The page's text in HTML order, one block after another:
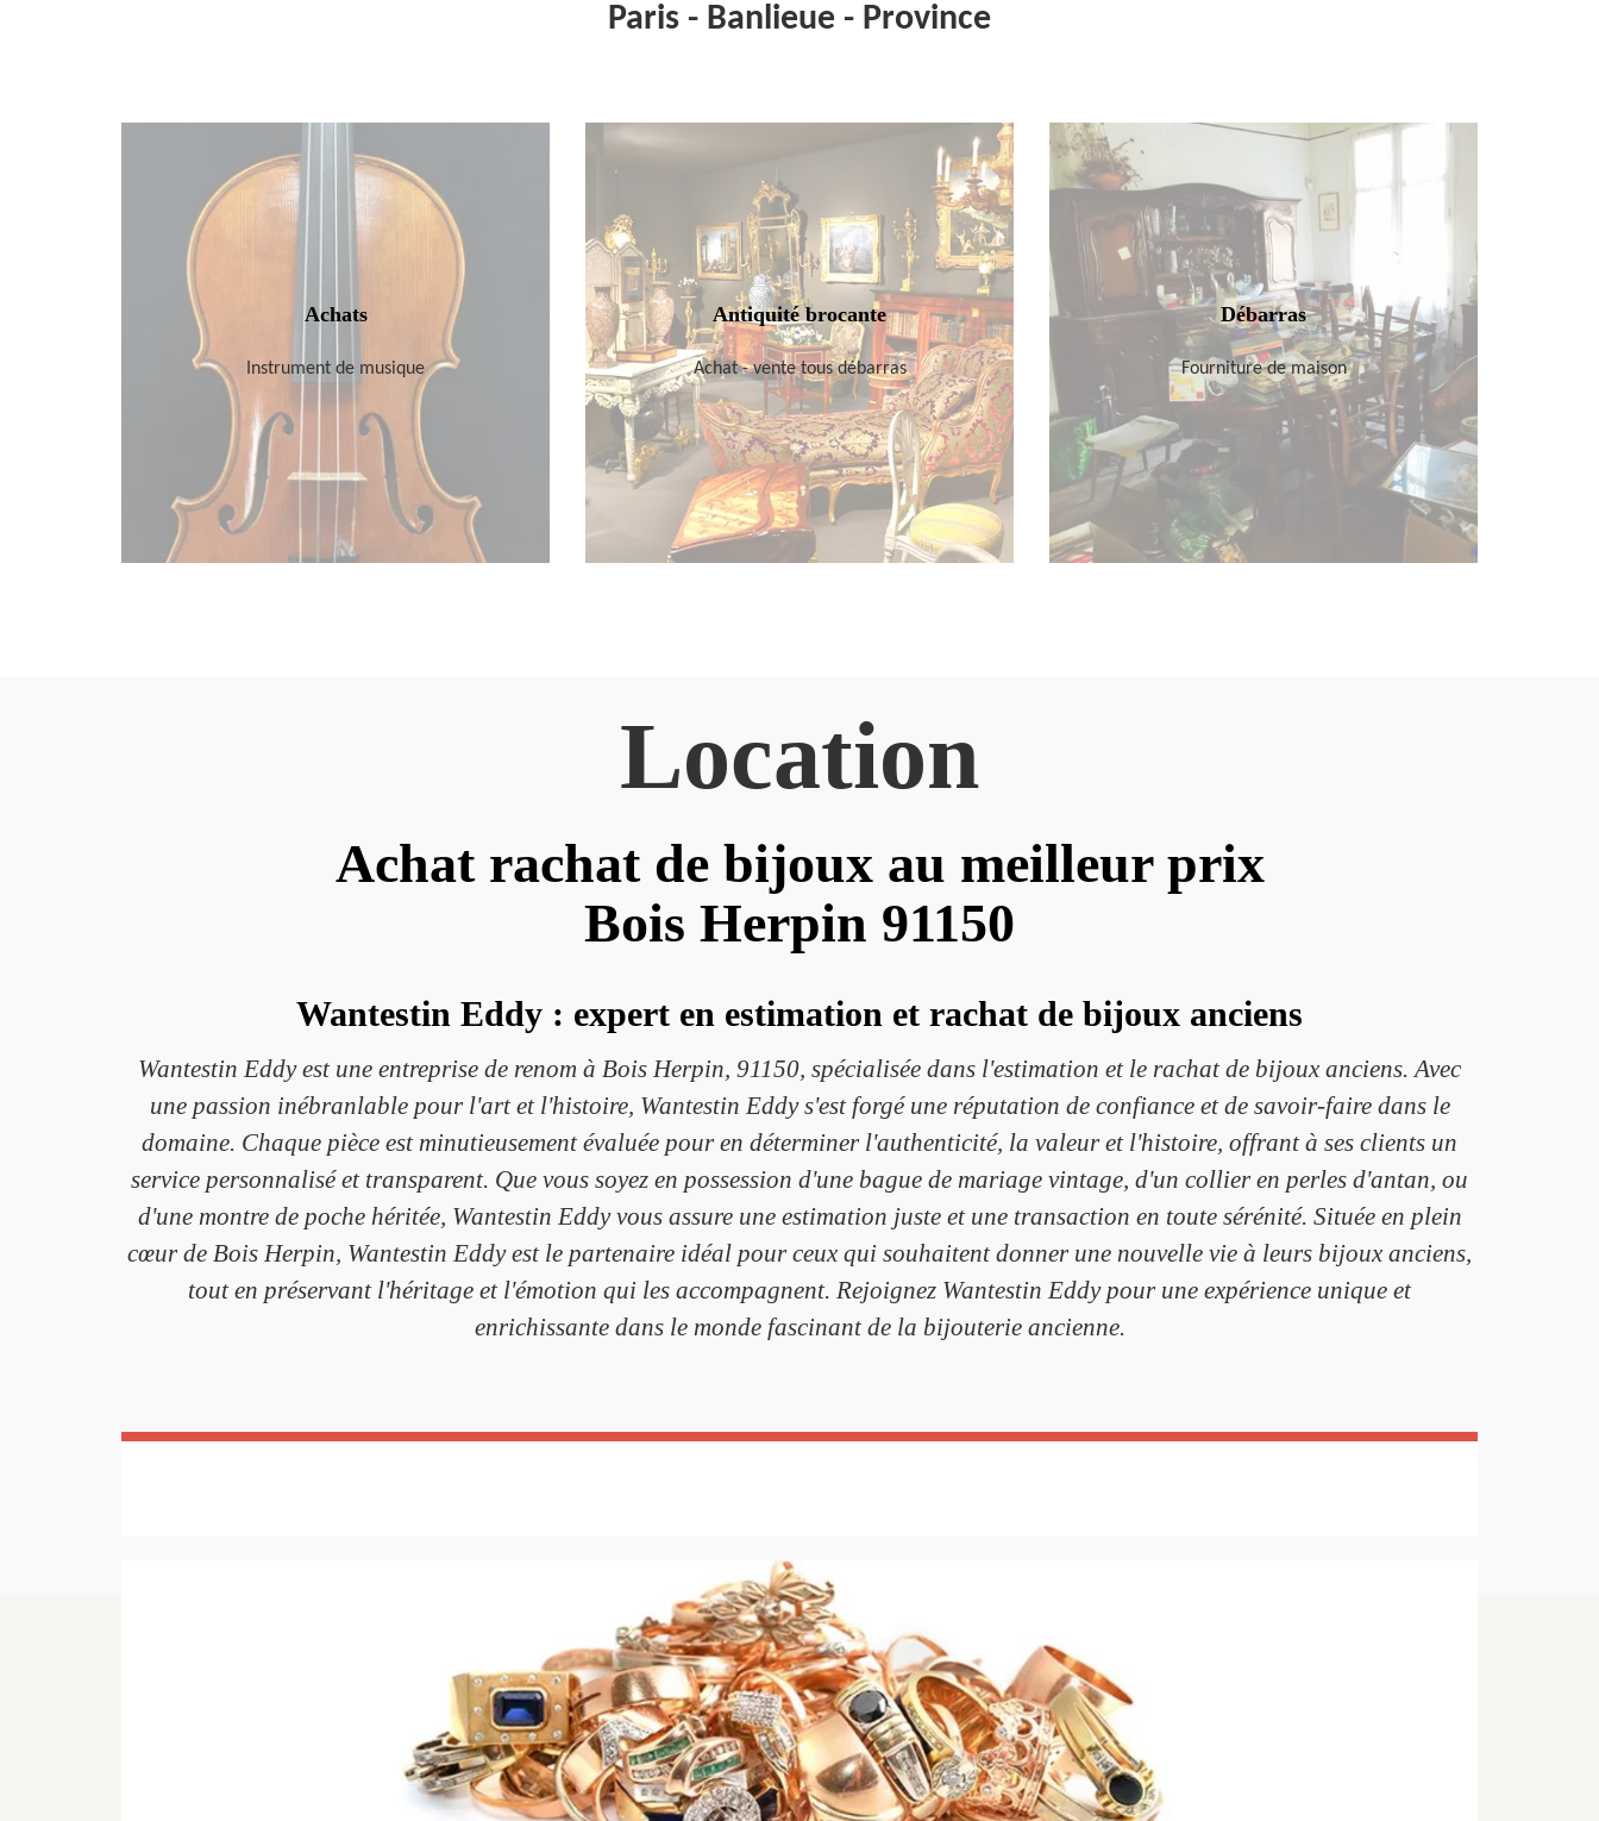
Paris - Banlieue - Province
Achats
Instrument de musique
Antiquité brocante
Achat - vente tous débarras
Débarras
Fourniture de maison
Achat rachat de bijoux au meilleur prix
Bois Herpin 91150
Location
Wantestin Eddy : expert en estimation et rachat de bijoux anciens
Wantestin Eddy est une entreprise de renom à Bois Herpin, 91150, spécialisée dans l'estimation et le rachat de bijoux anciens. Avec
une passion inébranlable pour l'art et l'histoire, Wantestin Eddy s'est forgé une réputation de confiance et de savoir-faire dans le
domaine. Chaque pièce est minutieusement évaluée pour en déterminer l'authenticité, la valeur et l'histoire, offrant à ses clients un
service personnalisé et transparent. Que vous soyez en possession d'une bague de mariage vintage, d'un collier en perles d'antan, ou
d'une montre de poche héritée, Wantestin Eddy vous assure une estimation juste et une transaction en toute sérénité. Située en plein
cœur de Bois Herpin, Wantestin Eddy est le partenaire idéal pour ceux qui souhaitent donner une nouvelle vie à leurs bijoux anciens,
tout en préservant l'héritage et l'émotion qui les accompagnent. Rejoignez Wantestin Eddy pour une expérience unique et
enrichissante dans le monde fascinant de la bijouterie ancienne.